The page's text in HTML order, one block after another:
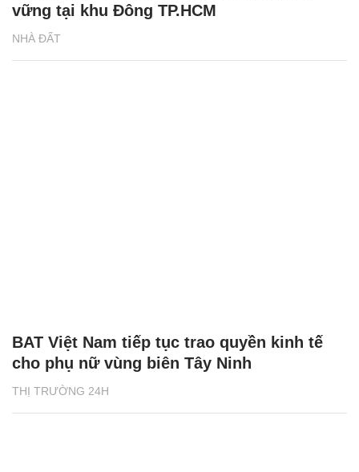
NHÀ ĐẤT
vững tại khu Đông TP.HCM
THỊ TRƯỜNG 24H
BAT Việt Nam tiếp tục trao quyền kinh tế
cho phụ nữ vùng biên Tây Ninh